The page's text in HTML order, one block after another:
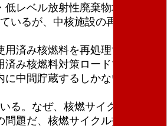
レベル放射性廃棄物埋設施設
いるが、中核施設の再処理工場
済み核燃料を再処理すること
み核燃料対策ロードマップに
中間貯蔵するしかない。中間
。なぜ、核燃サイクルにしが
題だ、核燃サイクル技術は日